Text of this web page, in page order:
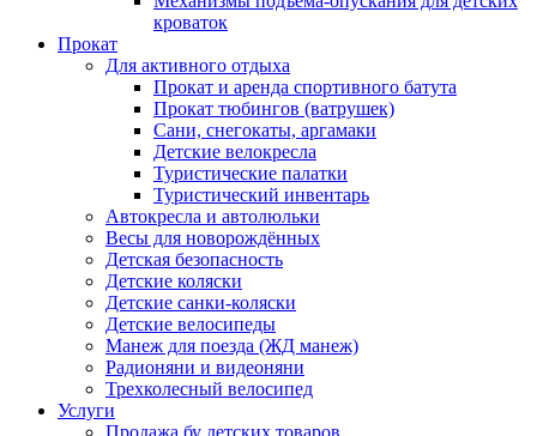
кроваток
Прокат
Для активного отдыха
Прокат и аренда спортивного батута
Прокат тюбингов (ватрушек)
Сани, снегокаты, аргамаки
Детские велокресла
Туристические палатки
Туристический инвентарь
Автокресла и автолюльки
Весы для новорождённых
Детская безопасность
Детские коляски
Детские санки-коляски
Детские велосипеды
Манеж для поезда (ЖД манеж)
Радионяни и видеоняни
Трехколесный велосипед
Услуги
Продажа бу детских товаров